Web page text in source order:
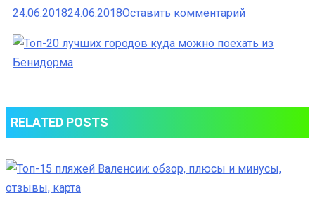
24.06.201824.06.2018Оставить комментарийк
лучших
можно
Бенидорма
RELATED POSTS